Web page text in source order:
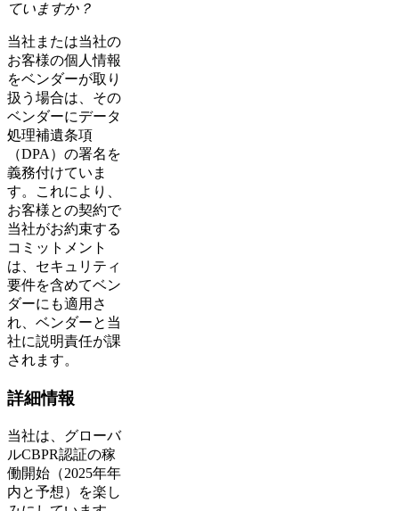
ていますか？
当社または当社の
お客様の個人情報
をベンダーが取り
扱う場合は、その
ベンダーにデータ
処理補遺条項
（DPA）の署名を
義務付けていま
す。これにより、
お客様との契約で
当社がお約束する
コミットメント
は、セキュリティ
要件を含めてベン
ダーにも適用さ
れ、ベンダーと当
社に説明責任が課
されます。
詳細情報
当社は、グローバ
ルCBPR認証の稼
働開始（2025年年
内と予想）を楽し